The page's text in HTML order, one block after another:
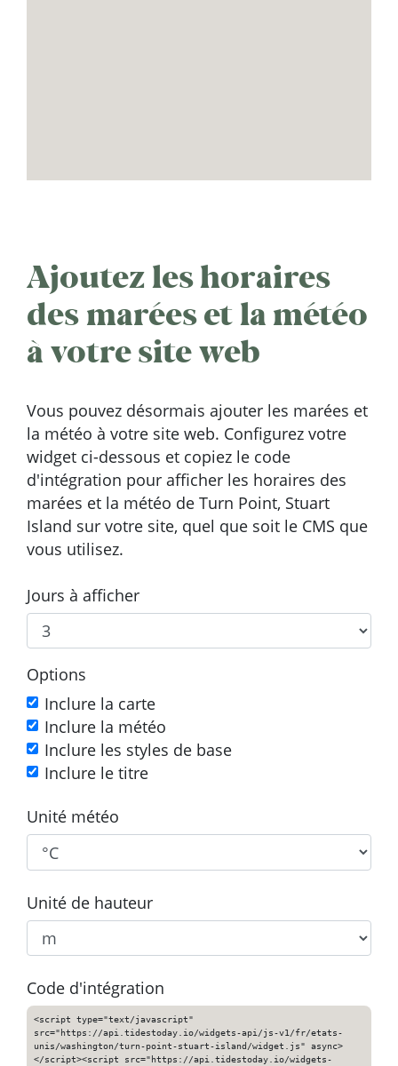
Ajoutez les horaires
des marées et la météo
à votre site web
Vous pouvez désormais ajouter les marées et
la météo à votre site web. Configurez votre
widget ci-dessous et copiez le code
d'intégration pour afficher les horaires des
marées et la météo de Turn Point, Stuart
Island sur votre site, quel que soit le CMS que
vous utilisez.
Jours à afficher
Options
Inclure la carte
Inclure la météo
Inclure les styles de base
Inclure le titre
Unité météo
Unité de hauteur
Code d'intégration
<script type="text/javascript"
src="https://api.tidestoday.io/widgets-api/js-v1/fr/etats-
unis/washington/turn-point-stuart-island/widget.js" async>
</script><script src="https://api.tidestoday.io/widgets-